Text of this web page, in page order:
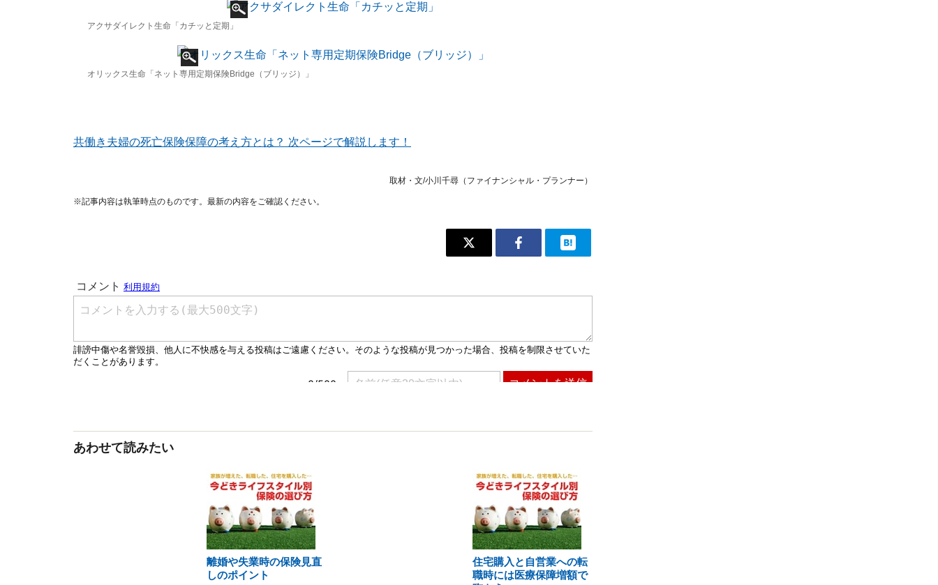
アクサダイレクト生命「カチッと定期」
オリックス生命「ネット専用定期保険Bridge（ブリッジ）」
共働き夫婦の死亡保険保障の考え方とは？ 次ページで解説します！
取材・文/小川千尋（ファイナンシャル・プランナー）
※記事内容は執筆時点のものです。最新の内容をご確認ください。
あわせて読みたい
離婚や失業時の保険見直
しのポイント
住宅購入と自営業への転
職時には医療保障増額で